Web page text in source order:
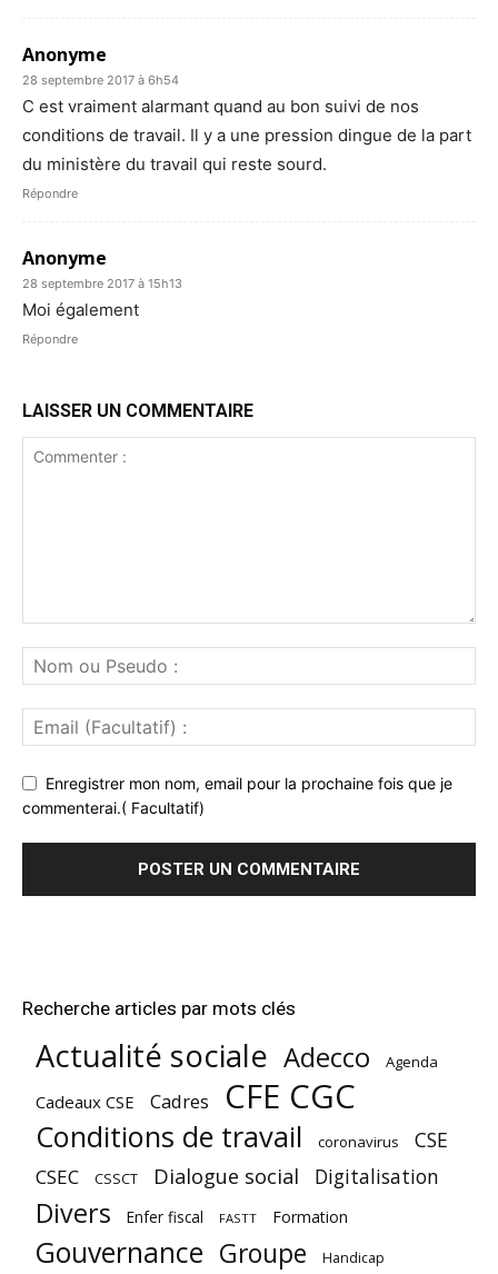
Anonyme
28 septembre 2017 à 6h54
C est vraiment alarmant quand au bon suivi de nos
conditions de travail. Il y a une pression dingue de la part
du ministère du travail qui reste sourd.
Répondre
Anonyme
28 septembre 2017 à 15h13
Moi également
Répondre
LAISSER UN COMMENTAIRE
Enregistrer mon nom, email pour la prochaine fois que je
commenterai.( Facultatif)
Recherche articles par mots clés
Actualité sociale Adecco Agenda
Cadeaux CSE Cadres CFE CGC
Conditions de travail coronavirus CSE
CSEC CSSCT Dialogue social Digitalisation
Divers Enfer fiscal FASTT Formation
Gouvernance Groupe Handicap